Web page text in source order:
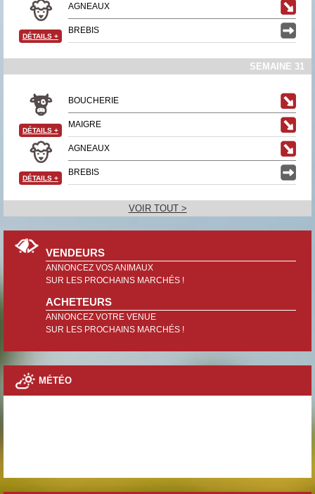
AGNEAUX
BREBIS
DÉTAILS +
SEMAINE 31
BOUCHERIE
MAIGRE
DÉTAILS +
AGNEAUX
BREBIS
DÉTAILS +
VOIR TOUT >
VENDEURS
ANNONCEZ VOS ANIMAUX
SUR LES PROCHAINS MARCHÉS !
ACHETEURS
ANNONCEZ VOTRE VENUE
SUR LES PROCHAINS MARCHÉS !
MÉTÉO